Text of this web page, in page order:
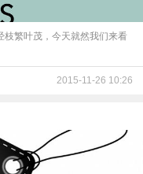
枝繁叶茂，今天就然我们来看
2015-11-26 10:26